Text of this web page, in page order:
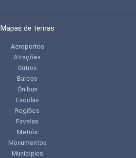
Mapas de temas
Aeroportos
Atrações
Outros
Barcos
Ônibus
Escolas
Regiões
Favelas
Metrôs
Monumentos
Municípios